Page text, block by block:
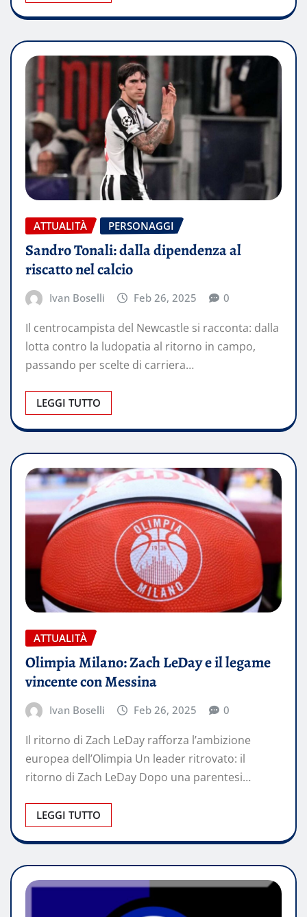
ATTUALITÀ PERSONAGGI
Sandro Tonali: dalla dipendenza al
riscatto nel calcio
Ivan Boselli Feb 26, 2025 0
Il centrocampista del Newcastle si racconta: dalla
lotta contro la ludopatia al ritorno in campo,
passando per scelte di carriera…
LEGGI TUTTO
ATTUALITÀ
Olimpia Milano: Zach LeDay e il legame
vincente con Messina
Ivan Boselli Feb 26, 2025 0
Il ritorno di Zach LeDay rafforza l’ambizione
europea dell’Olimpia Un leader ritrovato: il
ritorno di Zach LeDay Dopo una parentesi…
LEGGI TUTTO